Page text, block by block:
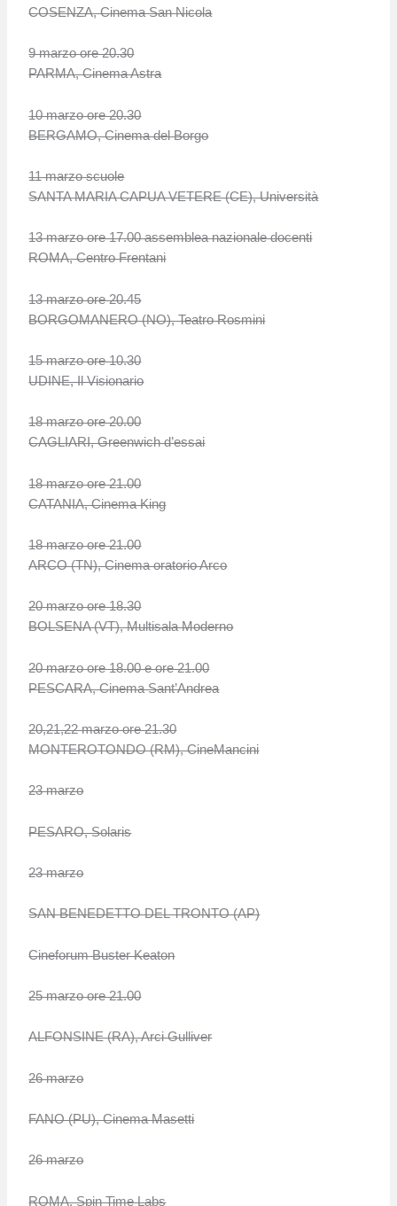
COSENZA, Cinema San Nicola
9 marzo ore 20.30
PARMA, Cinema Astra
10 marzo ore 20.30
BERGAMO, Cinema del Borgo
11 marzo scuole
SANTA MARIA CAPUA VETERE (CE), Università
13 marzo ore 17.00 assemblea nazionale docenti
ROMA, Centro Frentani
13 marzo ore 20.45
BORGOMANERO (NO), Teatro Rosmini
15 marzo ore 10.30
UDINE, Il Visionario
18 marzo ore 20.00
CAGLIARI, Greenwich d’essai
18 marzo ore 21.00
CATANIA, Cinema King
18 marzo ore 21.00
ARCO (TN), Cinema oratorio Arco
20 marzo ore 18.30
BOLSENA (VT), Multisala Moderno
20 marzo ore 18.00 e ore 21.00
PESCARA, Cinema Sant’Andrea
20,21,22 marzo ore 21.30
MONTEROTONDO (RM), CineMancini
23 marzo
PESARO, Solaris
23 marzo
SAN BENEDETTO DEL TRONTO (AP)
Cineforum Buster Keaton
25 marzo ore 21.00
ALFONSINE (RA), Arci Gulliver
26 marzo
FANO (PU), Cinema Masetti
26 marzo
ROMA, Spin Time Labs